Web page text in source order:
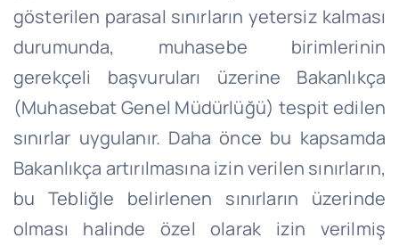
gösterilen parasal sınırların yetersiz kalması
durumunda, muhasebe birimlerinin
gerekçeli başvuruları üzerine Bakanlıkça
(Muhasebat Genel Müdürlüğü) tespit edilen
sınırlar uygulanır. Daha önce bu kapsamda
Bakanlıkça artırılmasına izin verilen sınırların,
bu Tebliğle belirlenen sınırların üzerinde
olması halinde özel olarak izin verilmiş